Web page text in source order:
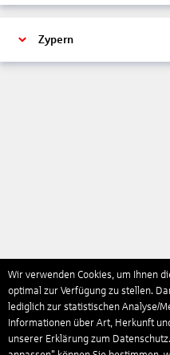
Zypern
Wir verwenden Cookies, um Ihnen
optimal zur Verfügung zu stellen.
lediglich zur statistischen Analyse/
Informationen über Art, Herkunft
unserer Erklärung zum